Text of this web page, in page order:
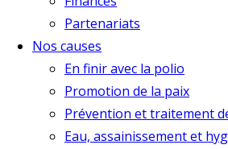
Partenariats
Nos causes
En finir avec la polio
Promotion de la paix
Prévention et traitement
Eau, assainissement et